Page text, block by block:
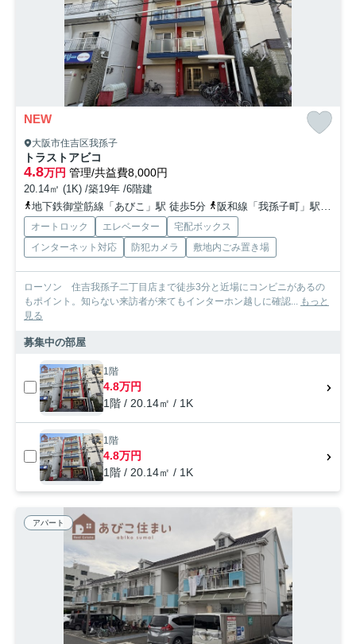
NEW
大阪市住吉区我孫子
トラストアビコ
4.8万円 管理/共益費8,000円
20.14㎡ (1K) /築19年 /6階建
地下鉄御堂筋線「あびこ」駅 徒歩5分
阪和線「我孫子町」駅 徒歩5分
オートロック エレベーター
宅配ボックス
インターネット対応
防犯カメラ 敷地内ごみ置き場
ローソン 住吉我孫子二丁目店まで徒歩3分と近場にコンビニがあるの
もポイント。知らない来訪者が来てもインターホン越しに確認... もっと
見る
募集中の部屋
1階
4.8万円
1階 / 20.14㎡ / 1K
1階
4.8万円
1階 / 20.14㎡ / 1K
アパート